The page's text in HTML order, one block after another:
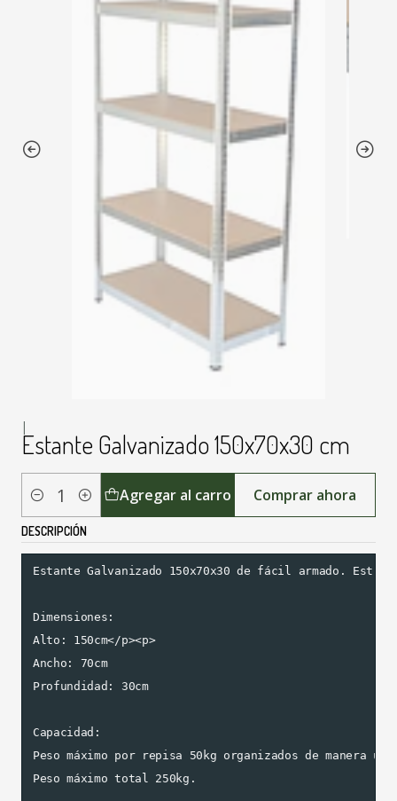
|
Estante Galvanizado 150x70x30 cm
Cantidad Agregar al carro Comprar ahora
DESCRIPCIÓN
Estante Galvanizado 150x70x30 de fácil armado.
Dimensiones:
Alto: 150cm</p><p>
Ancho: 70cm
Profundidad: 30cm
Capacidad:
Peso máximo por repisa 50kg organizados de manera
Peso máximo total 250kg.